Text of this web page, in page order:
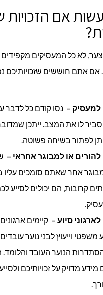
אם הזכויות
לא כל המעסיקים מקפידים
אם אתם חוששים שזכויותיכם
למעסיק – נסו קודם כל
לו את המצב. ייתכן
לפתור בשיחה פשוטה.
להורים או למבוגר אחראי –
אחר שאתם סומכים
קרובות, הם יכולים לסייע
לארגוני סיוע – קיימים
משפטי וייעוץ לבני נוער
הנוער העובד והלומד.
מידע מדויק על זכויותיכם